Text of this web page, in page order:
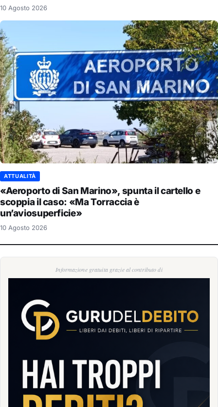
10 Agosto 2026
ATTUALITÀ
«Aeroporto di San Marino», spunta il cartello e
scoppia il caso: «Ma Torraccia è
un’aviosuperficie»
10 Agosto 2026
Informazione gratuita grazie al contributo di